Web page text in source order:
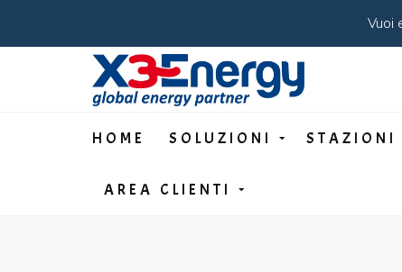
Vuoi
HOME SOLUZIONI STAZIONI
AREA CLIENTI